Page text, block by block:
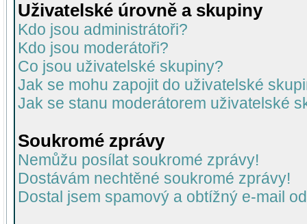
Uživatelské úrovně a skupiny
Kdo jsou administrátoři?
Kdo jsou moderátoři?
Co jsou uživatelské skupiny?
Jak se mohu zapojit do uživatelské
Jak se stanu moderátorem uživatelské
Soukromé zprávy
Nemůžu posílat soukromé zprávy!
Dostávám nechtěné soukromé zprávy!
Dostal jsem spamový a obtížný e-mail